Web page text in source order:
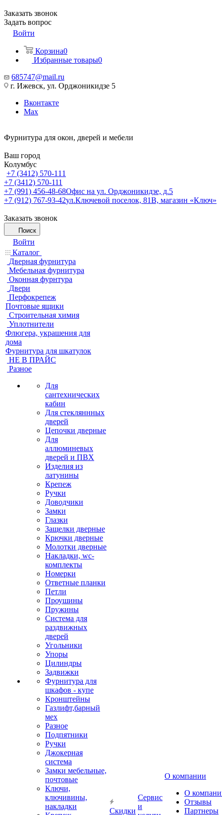
Заказать звонок
Задать вопрос
Войти
Корзина0
Избранные товары0
685747@mail.ru
г. Ижевск, ул. Орджоникидзе 5
Вконтакте
Max
Фурнитура для окон, дверей и мебели
Ваш город
Колумбус
+7 (3412) 570-111
+7 (3412) 570-111
+7 (991) 456-48-68Офис на ул. Орджоникидзе, д.5
+7 (912) 767-93-42ул.Ключевой поселок, 81В, магазин «Ключ»
Заказать звонок
Поиск
Войти
Каталог
Дверная фурнитура
Мебельная фурнитура
Оконная фурнтура
Двери
Перфокрепеж
Почтовые ящики
Строительная химия
Уплотнители
Флюгера, украшения для
дома
Фурнитура для шкатулок
НЕ В ПРАЙС
Разное
Для
сантехнических
кабин
Для стекляннных
дверей
Цепочки дверные
Для
аллюминевых
дверей и ПВХ
Изделия из
латунины
Крепеж
Ручки
Доводчики
Замки
Глазки
Защелки дверные
Крючки дверные
Молотки дверные
Накладки, wc-
комплекты
Номерки
Ответные планки
Петли
Проушины
Пружины
Система для
раздвижных
дверей
Угольники
Упоры
Цилиндры
Задвижки
Фурнитура для
шкафов - купе
Кронштейны
Газлифт,барный
мех
Разное
Подпятники
Ручки
Джокерная
система
Замки мебельные,
почтовые
Ключи,
ключивины,
накладки
Скидки
Сервис
и
О компании
О
Отзывы
Партнеры